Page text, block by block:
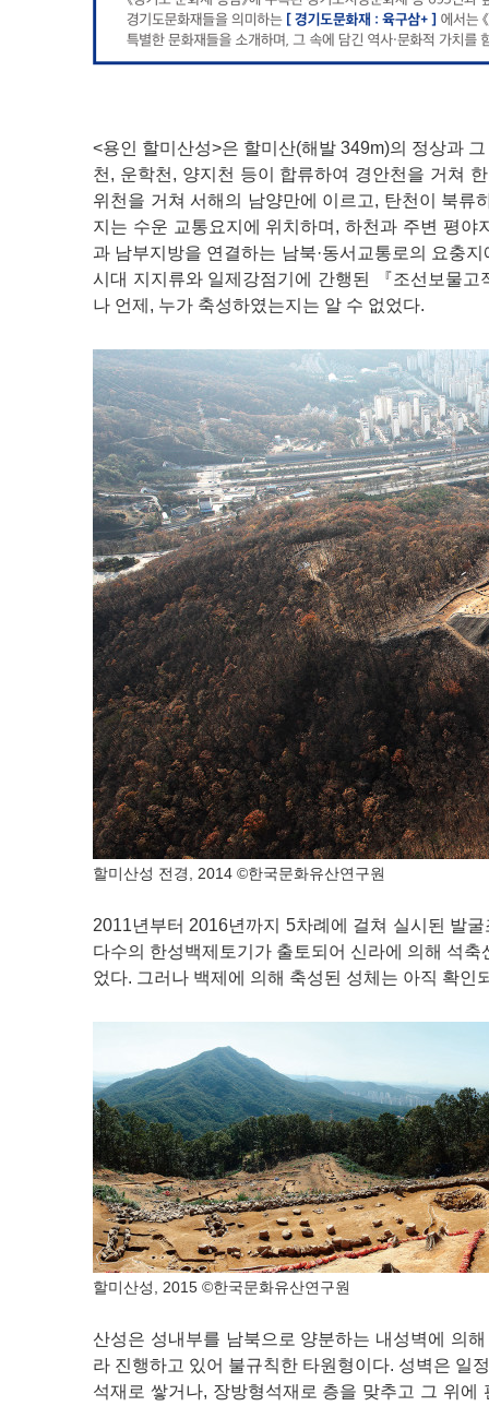
<용인 할미산성>은 할미산(해발 349m)의 정상과
천, 운학천, 양지천 등이 합류하여 경안천을 거쳐
위천을 거쳐 서해의 남양만에 이르고, 탄천이 북류
지는 수운 교통요지에 위치하며, 하천과 주변 평
과 남부지방을 연결하는 남북·동서교통로의 요충
시대 지지류와 일제강점기에 간행된 『조선보물
나 언제, 누가 축성하였는지는 알 수 없었다.
할미산성 전경, 2014 ©한국문화유산연구원
2011년부터 2016년까지 5차례에 걸쳐 실시된 발
다수의 한성백제토기가 출토되어 신라에 의해 석
었다. 그러나 백제에 의해 축성된 성체는 아직 확인
할미산성, 2015 ©한국문화유산연구원
산성은 성내부를 남북으로 양분하는 내성벽에 의
라 진행하고 있어 불규칙한 타원형이다. 성벽은 일
석재로 쌓거나, 장방형석재로 층을 맞추고 그 위